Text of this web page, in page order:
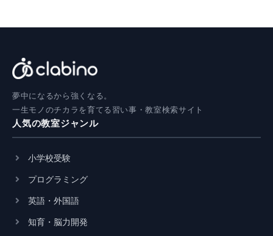
夢中になるから強くなる。
一生モノのチカラを育てる習い事・教室検索サイト
人気の教室ジャンル
小学校受験
プログラミング
英語・外国語
知育・脳力開発